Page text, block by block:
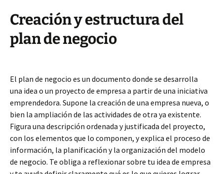
Creación y estructura del
plan de negocio
El plan de negocio es un documento donde se desarrolla
una idea o un proyecto de empresa a partir de una iniciativa
emprendedora. Supone la creación de una empresa nueva, o
bien la ampliación de las actividades de otra ya existente.
Figura una descripción ordenada y justificada del proyecto,
con los elementos que lo componen, y explica el proceso de
información, la planificación y la organización del modelo
de negocio. Te obliga a reflexionar sobre tu idea de empresa